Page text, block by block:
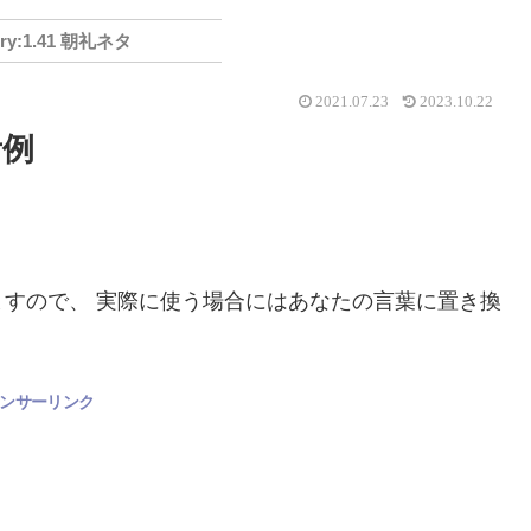
1.41 朝礼ネタ
2021.07.23 2023.10.22
ので、 実際に使う場合にはあなたの言葉に置き換
サーリンク